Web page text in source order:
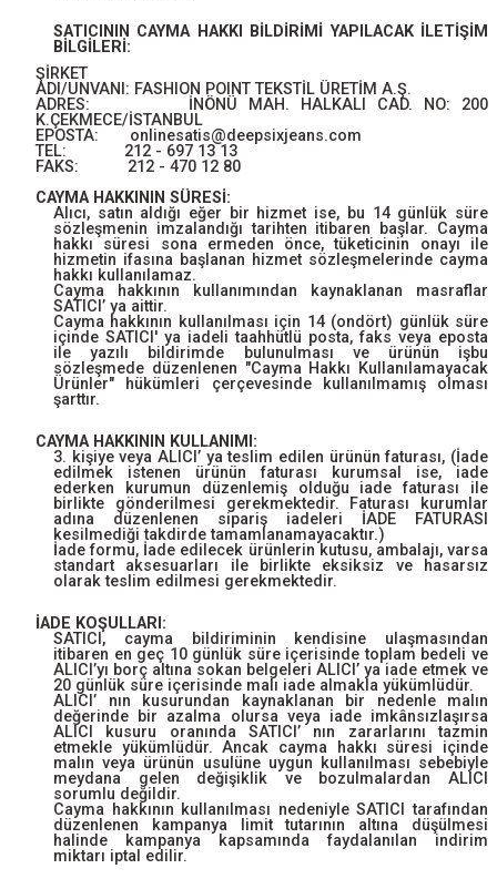
SATICININ CAYMA HAKKI BİLDİRİMİ YAPILACAK İLETİŞİM
BİLGİLERİ:
ŞİRKET
ADI/UNVANI: FASHION POINT TEKSTİL ÜRETİM A.Ş.
ADRES: İNÖNÜ MAH. HALKALI CAD. NO: 200
K.ÇEKMECE/İSTANBUL
EPOSTA: onlinesatis@deepsixjeans.com
TEL: 212 - 697 13 13
FAKS: 212 - 470 12 80
CAYMA HAKKININ SÜRESİ:
Alıcı, satın aldığı eğer bir hizmet ise, bu 14 günlük süre
sözleşmenin imzalandığı tarihten itibaren başlar. Cayma
hakkı süresi sona ermeden önce, tüketicinin onayı ile
hizmetin ifasına başlanan hizmet sözleşmelerinde cayma
hakkı kullanılamaz.
Cayma hakkının kullanımından kaynaklanan masraflar
SATICI’ ya aittir.
Cayma hakkının kullanılması için 14 (ondört) günlük süre
içinde SATICI' ya iadeli taahhütlü posta, faks veya eposta
ile yazılı bildirimde bulunulması ve ürünün işbu
sözleşmede düzenlenen "Cayma Hakkı Kullanılamayacak
Ürünler" hükümleri çerçevesinde kullanılmamış olması
şarttır.
CAYMA HAKKININ KULLANIMI:
3. kişiye veya ALICI’ ya teslim edilen ürünün faturası, (İade
edilmek istenen ürünün faturası kurumsal ise, iade
ederken kurumun düzenlemiş olduğu iade faturası ile
birlikte gönderilmesi gerekmektedir. Faturası kurumlar
adına düzenlenen sipariş iadeleri İADE FATURASI
kesilmediği takdirde tamamlanamayacaktır.)
İade formu, İade edilecek ürünlerin kutusu, ambalajı, varsa
standart aksesuarları ile birlikte eksiksiz ve hasarsız
olarak teslim edilmesi gerekmektedir.
İADE KOŞULLARI:
SATICI, cayma bildiriminin kendisine ulaşmasından
itibaren en geç 10 günlük süre içerisinde toplam bedeli ve
ALICI’yı borç altına sokan belgeleri ALICI’ ya iade etmek ve
20 günlük süre içerisinde malı iade almakla yükümlüdür.
ALICI’ nın kusurundan kaynaklanan bir nedenle malın
değerinde bir azalma olursa veya iade imkânsızlaşırsa
ALICI kusuru oranında SATICI’ nın zararlarını tazmin
etmekle yükümlüdür. Ancak cayma hakkı süresi içinde
malın veya ürünün usulüne uygun kullanılması sebebiyle
meydana gelen değişiklik ve bozulmalardan ALICI
sorumlu değildir.
Cayma hakkının kullanılması nedeniyle SATICI tarafından
düzenlenen kampanya limit tutarının altına düşülmesi
halinde kampanya kapsamında faydalanılan indirim
miktarı iptal edilir.